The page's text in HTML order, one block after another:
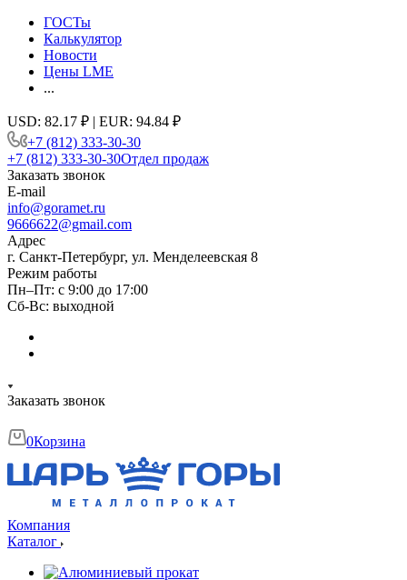
ГОСТы
Калькулятор
Новости
Цены LME
...
USD: 82.17 ₽ | EUR: 94.84 ₽
+7 (812) 333-30-30
+7 (812) 333-30-30Отдел продаж
Заказать звонок
E-mail
info@goramet.ru
9666622@gmail.com
Адрес
г. Санкт-Петербург, ул. Менделеевская 8
Режим работы
Пн–Пт: с 9:00 до 17:00
Сб-Вс: выходной
Заказать звонок
0Корзина
Компания
Каталог